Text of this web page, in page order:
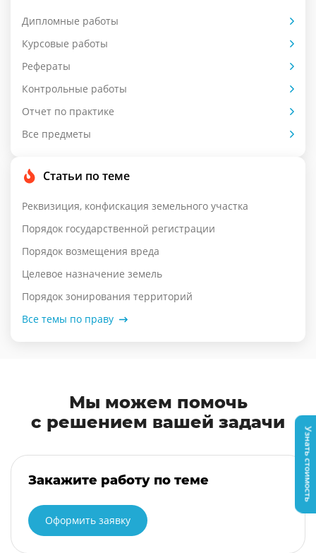
Дипломные работы
Курсовые работы
Рефераты
Контрольные работы
Отчет по практике
Все предметы
Статьи по теме
Реквизиция, конфискация земельного участка
Порядок государственной регистрации
Порядок возмещения вреда
Целевое назначение земель
Порядок зонирования территорий
Все темы по праву
Мы можем помочь
с решением вашей задачи
Закажите работу по теме
Оформить заявку
Узнать стоимость